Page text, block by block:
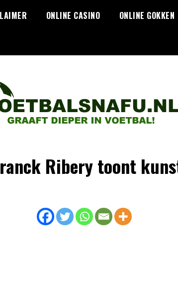
ONLINE CASINO ONLINE GOKKEN
Ribery toont